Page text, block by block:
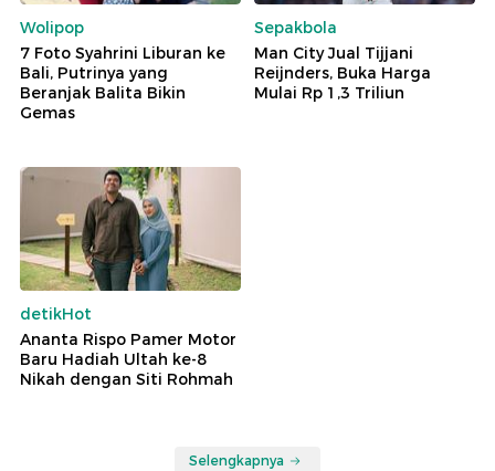
Wolipop
7 Foto Syahrini Liburan ke
Bali, Putrinya yang
Beranjak Balita Bikin
Gemas
Sepakbola
Man City Jual Tijjani
Reijnders, Buka Harga
Mulai Rp 1,3 Triliun
detikHot
Ananta Rispo Pamer Motor
Baru Hadiah Ultah ke-8
Nikah dengan Siti Rohmah
Selengkapnya